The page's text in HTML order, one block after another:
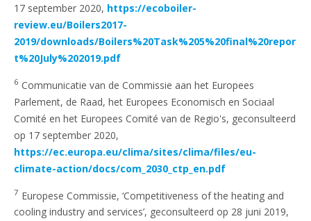
17 september 2020, https://ecoboiler-
review.eu/Boilers2017-
2019/downloads/Boilers%20Task%205%20final%20repor
t%20July%202019.pdf
6 Communicatie van de Commissie aan het Europees
Parlement, de Raad, het Europees Economisch en Sociaal
Comité en het Europees Comité van de Regio's, geconsulteerd
op 17 september 2020,
https://ec.europa.eu/clima/sites/clima/files/eu-
climate-action/docs/com_2030_ctp_en.pdf
7 Europese Commissie, ‘Competitiveness of the heating and
cooling industry and services’, geconsulteerd op 28 juni 2019,